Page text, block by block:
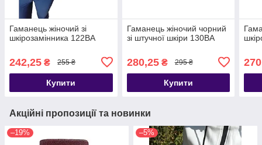
Гаманець жіночий зі
шкірозамінника 122ВА
242,25 ₴ 255 ₴
Купити
Гаманець жіночий чорний
зі штучної шкіри 130ВА
280,25₴ 295 ₴
Купити
Акційні пропозиції та новинки
–19% –5%